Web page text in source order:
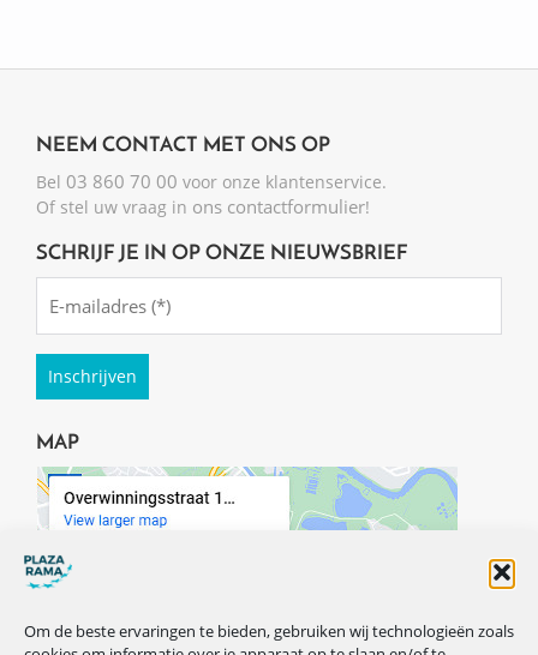
Om de beste ervaringen te bieden, gebruiken wij technologieën zoals
NEEM CONTACT MET ONS OP
Bel 03 860 70 00 voor onze klantenservice.
Of stel uw vraag in ons contactformulier!
SCHRIJF JE IN OP ONZE NIEUWSBRIEF
(Required)
MAP